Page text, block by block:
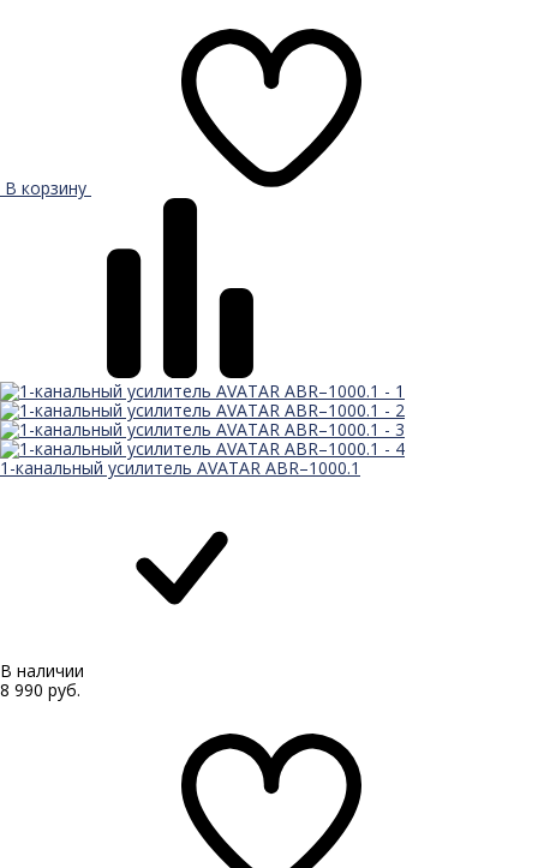
В корзину
1-канальный усилитель AVATAR ABR–1000.1
В наличии
8 990 руб.